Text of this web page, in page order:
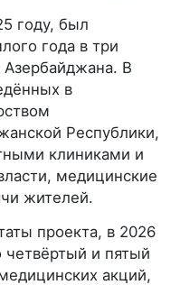
году, был
года в три
Азербайджана. В
в
Республики,
клиниками и
медицинские
жителей.
проекта, в 2026
четвёртый и пятый
акций,